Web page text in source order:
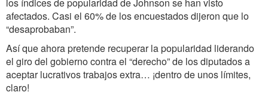
afectados. Casi el 60% de los encuestados dijeron que lo
“desaprobaban”.
Así que ahora pretende recuperar la popularidad liderando
el giro del gobierno contra el “derecho” de los diputados a
aceptar lucrativos trabajos extra… ¡dentro de unos límites,
claro!